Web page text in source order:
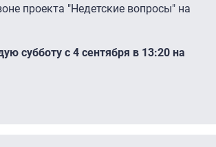
проекта "Недетские вопросы" на
субботу с 4 сентября в 13:20 на